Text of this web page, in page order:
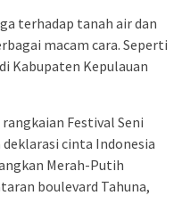
terhadap tanah air dan
macam cara. Seperti
Kabupaten Kepulauan
Festival Seni
cinta Indonesia
Merah-Putih
boulevard Tahuna,